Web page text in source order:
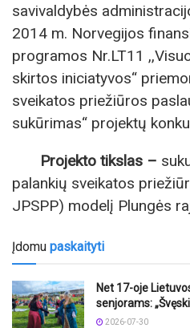
savivaldybės
2014 m. Norvegijos
programos Nr.LT11
skirtos iniciatyvos“
sveikatos priežiūros
sukūrimas“ projektų
Projekto tikslas –
palankių sveikatos
JPSPP) modelį Plungės
Įdomu paskaityti
Net 17-oje
senjorams:
2026-07-30